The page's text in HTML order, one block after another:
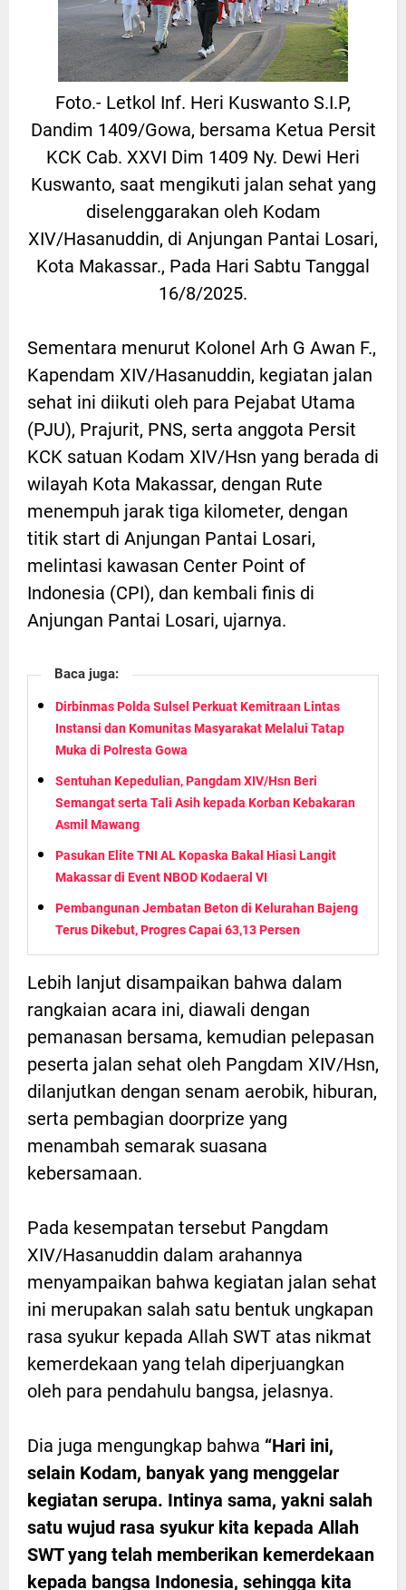
Foto.- Letkol Inf. Heri Kuswanto S.I.P,
Dandim 1409/Gowa, bersama Ketua Persit
KCK Cab. XXVI Dim 1409 Ny. Dewi Heri
Kuswanto, saat mengikuti jalan sehat yang
diselenggarakan oleh Kodam
XIV/Hasanuddin, di Anjungan Pantai Losari,
Kota Makassar., Pada Hari Sabtu Tanggal
16/8/2025.
Sementara menurut Kolonel Arh G Awan F.,
Kapendam XIV/Hasanuddin, kegiatan jalan
sehat ini diikuti oleh para Pejabat Utama
(PJU), Prajurit, PNS, serta anggota Persit
KCK satuan Kodam XIV/Hsn yang berada di
wilayah Kota Makassar, dengan Rute
menempuh jarak tiga kilometer, dengan
titik start di Anjungan Pantai Losari,
melintasi kawasan Center Point of
Indonesia (CPI), dan kembali finis di
Anjungan Pantai Losari, ujarnya.
Baca juga:
Dirbinmas Polda Sulsel Perkuat Kemitraan Lintas
Instansi dan Komunitas Masyarakat Melalui Tatap
Muka di Polresta Gowa
Sentuhan Kepedulian, Pangdam XIV/Hsn Beri
Semangat serta Tali Asih kepada Korban Kebakaran
Asmil Mawang
Pasukan Elite TNI AL Kopaska Bakal Hiasi Langit
Makassar di Event NBOD Kodaeral VI
Pembangunan Jembatan Beton di Kelurahan Bajeng
Terus Dikebut, Progres Capai 63,13 Persen
Lebih lanjut disampaikan bahwa dalam
rangkaian acara ini, diawali dengan
pemanasan bersama, kemudian pelepasan
peserta jalan sehat oleh Pangdam XIV/Hsn,
dilanjutkan dengan senam aerobik, hiburan,
serta pembagian doorprize yang
menambah semarak suasana
kebersamaan.
Pada kesempatan tersebut Pangdam
XIV/Hasanuddin dalam arahannya
menyampaikan bahwa kegiatan jalan sehat
ini merupakan salah satu bentuk ungkapan
rasa syukur kepada Allah SWT atas nikmat
kemerdekaan yang telah diperjuangkan
oleh para pendahulu bangsa, jelasnya.
Dia juga mengungkap bahwa “Hari ini,
selain Kodam, banyak yang menggelar
kegiatan serupa. Intinya sama, yakni salah
satu wujud rasa syukur kita kepada Allah
SWT yang telah memberikan kemerdekaan
kepada bangsa Indonesia, sehingga kita